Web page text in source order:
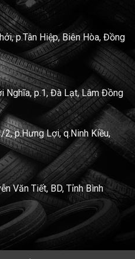
p.Tân Hiệp, Biên Hòa, Đồng
Nghĩa, p.1, Đà Lạt, Lâm Đồng
p.Hưng Lợi, q.Ninh Kiều,
Văn Tiết, BD, Tỉnh Bình